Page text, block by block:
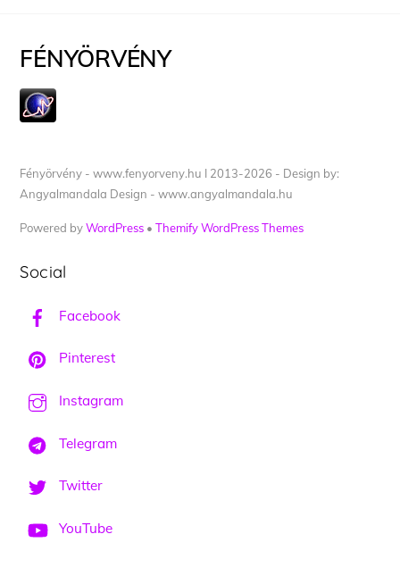
FÉNYÖRVÉNY
Fényörvény - www.fenyorveny.hu I 2013-2026 - Design by:
Angyalmandala Design - www.angyalmandala.hu
Powered byWordPress •Themify WordPress Themes
Social
Facebook
Pinterest
Instagram
Telegram
Twitter
YouTube